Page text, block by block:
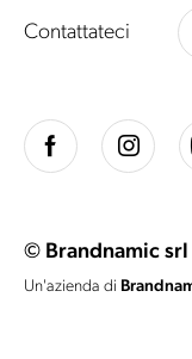
Contattateci
© Brandnamic srl
Un'azienda di